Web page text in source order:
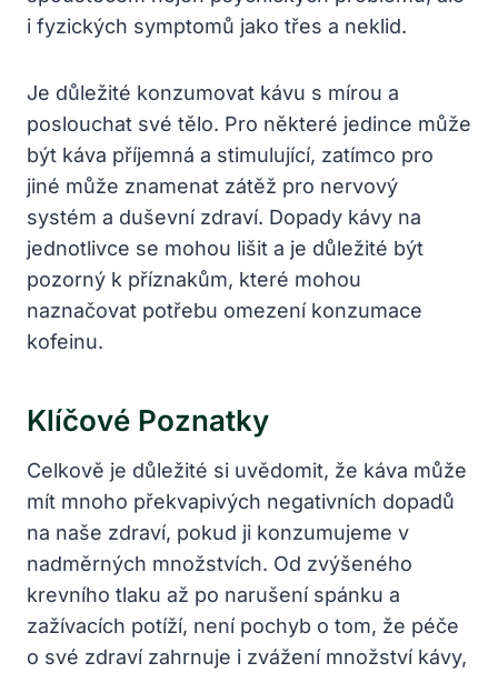
i fyzických symptomů jako třes a neklid.
Je důležité konzumovat kávu s mírou a
poslouchat své tělo. Pro některé jedince může
být káva příjemná a stimulující, zatímco pro
jiné může znamenat zátěž pro nervový
systém a duševní zdraví. Dopady kávy na
jednotlivce se mohou lišit a je důležité být
pozorný k příznakům, které mohou
naznačovat potřebu omezení konzumace
kofeinu.
Klíčové Poznatky
Celkově je důležité si uvědomit, že káva může
mít mnoho překvapivých negativních dopadů
na naše zdraví, pokud ji konzumujeme v
nadměrných množstvích. Od zvýšeného
krevního tlaku až po narušení spánku a
zažívacích potíží, není pochyb o tom, že péče
o své zdraví zahrnuje i zvážení množství kávy,